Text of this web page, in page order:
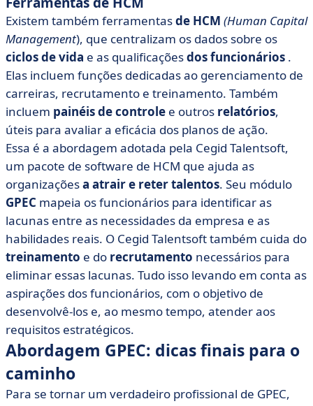
Existem também ferramentasde HCM (Human Capital
Management), que centralizam os dados sobre os
ciclos de vida e as qualificaçõesdos funcionários .
Elas incluem funções dedicadas ao gerenciamento de
carreiras, recrutamento e treinamento. Também
incluem painéis de controle e outros relatórios,
úteis para avaliar a eficácia dos planos de ação.
Essa é a abordagem adotada pela Cegid Talentsoft,
um pacote de software de HCM que ajuda as
organizaçõesa atrair e reter talentos. Seu módulo
GPEC mapeia os funcionários para identificar as
lacunas entre as necessidades da empresa e as
habilidades reais. O Cegid Talentsoft também cuida do
treinamento e do recrutamento necessários para
eliminar essas lacunas. Tudo isso levando em conta as
aspirações dos funcionários, com o objetivo de
desenvolvê-los e, ao mesmo tempo, atender aos
requisitos estratégicos.
Abordagem GPEC: dicas finais para o
caminho
Para se tornar um verdadeiro profissional de GPEC,